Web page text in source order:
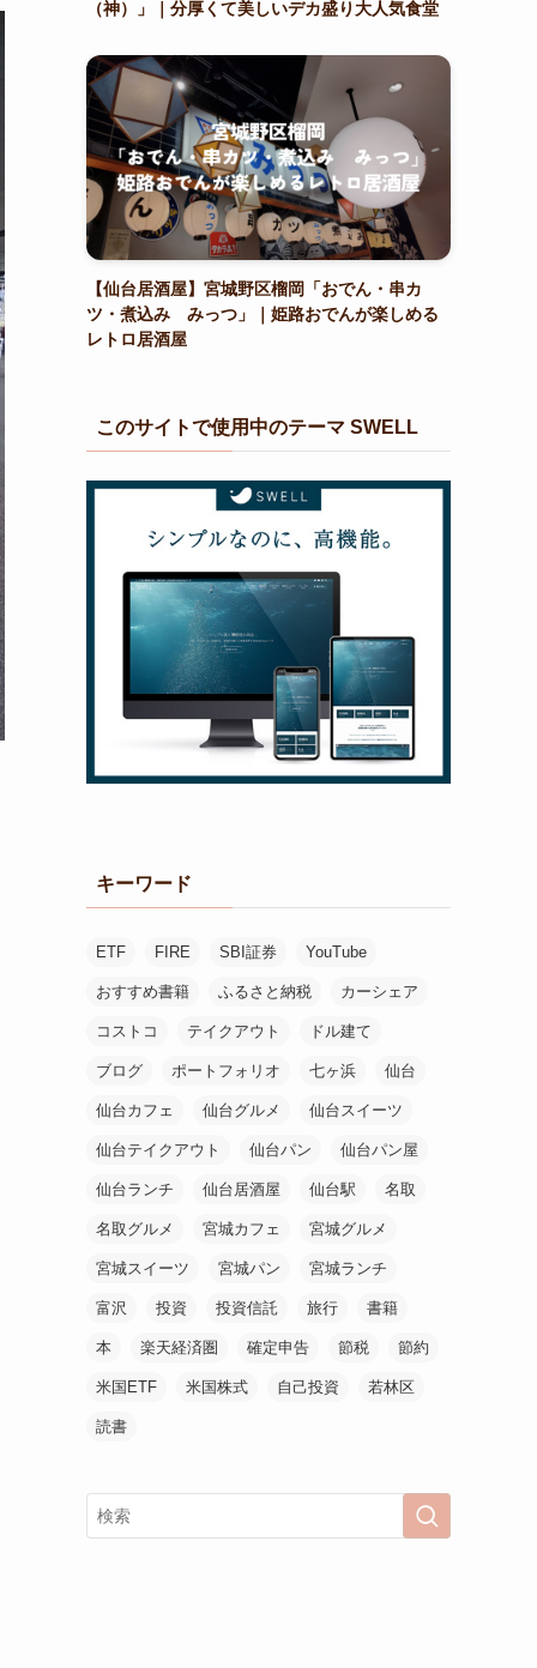
（神）」｜分厚くて美しいデカ盛り大人気食堂
【仙台居酒屋】宮城野区榴岡「おでん・串カ
ツ・煮込み みっつ」｜姫路おでんが楽しめる
レトロ居酒屋
このサイトで使用中のテーマ SWELL
キーワード
ETF FIRE SBI証券 YouTube
おすすめ書籍 ふるさと納税 カーシェア
コストコ テイクアウト ドル建て
ブログ ポートフォリオ 七ヶ浜 仙台
仙台カフェ 仙台グルメ 仙台スイーツ
仙台テイクアウト 仙台パン 仙台パン屋
仙台ランチ 仙台居酒屋 仙台駅 名取
名取グルメ 宮城カフェ 宮城グルメ
宮城スイーツ 宮城パン 宮城ランチ
富沢 投資 投資信託 旅行 書籍
本 楽天経済圏 確定申告 節税 節約
米国ETF 米国株式 自己投資 若林区
読書